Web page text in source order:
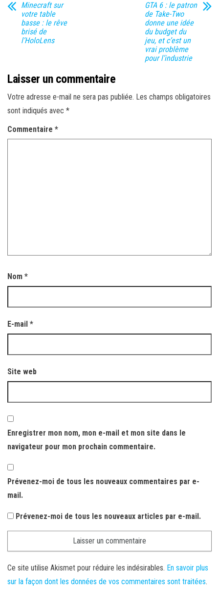
Minecraft sur
votre table
basse : le rêve
brisé de
l’HoloLens
GTA 6 : le patron
de Take-Two
donne une idée
du budget du
jeu, et c’est un
vrai problème
pour l’industrie
Laisser un commentaire
Votre adresse e-mail ne sera pas publiée. Les champs obligatoires
sont indiqués avec *
Commentaire *
Nom *
E-mail *
Site web
Enregistrer mon nom, mon e-mail et mon site dans le
navigateur pour mon prochain commentaire.
Prévenez-moi de tous les nouveaux commentaires par e-
mail.
Prévenez-moi de tous les nouveaux articles par e-mail.
Ce site utilise Akismet pour réduire les indésirables. En savoir plus
sur la façon dont les données de vos commentaires sont traitées.